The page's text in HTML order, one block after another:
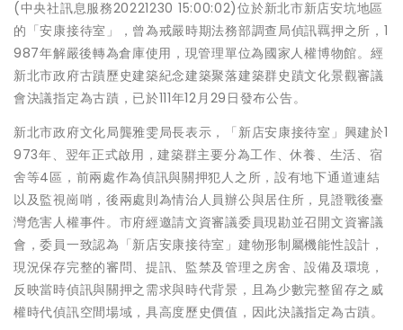
(中央社訊息服務20221230 15:00:02)位於新北市新店安坑地區
的「安康接待室」，曾為戒嚴時期法務部調查局偵訊羈押之所，1
987年解嚴後轉為倉庫使用，現管理單位為國家人權博物館。經
新北市政府古蹟歷史建築紀念建築聚落建築群史蹟文化景觀審議
會決議指定為古蹟，已於111年12月29日發布公告。
新北市政府文化局龔雅雯局長表示，「新店安康接待室」興建於1
973年、翌年正式啟用，建築群主要分為工作、休養、生活、宿
舍等4區，前兩處作為偵訊與關押犯人之所，設有地下通道連結
以及監視崗哨，後兩處則為情治人員辦公與居住所，見證戰後臺
灣危害人權事件。市府經邀請文資審議委員現勘並召開文資審議
會，委員一致認為「新店安康接待室」建物形制屬機能性設計，
現況保存完整的審問、提訊、監禁及管理之房舍、設備及環境，
反映當時偵訊與關押之需求與時代背景，且為少數完整留存之威
權時代偵訊空間場域，具高度歷史價值，因此決議指定為古蹟。